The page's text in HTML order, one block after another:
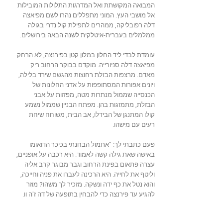
המבואה המקושתת ואל המדרגות התלולות המובילות
אל מושבי העץ. המוני מתפללים נהרו לשם מפיאצה
דלה רפובליקה, ממהרים לתפילת קול נדרי בגולה
ממלמלים בעברית-איטלקית לשנה הבאה בירושלים.
עומדת לבדי ליד החלון במלון קטן בפירנצה, לא הרחק
מפיאצה דלה סניורייה. מוקדם בבוקר הרחוב ריק
מאדם. מרצפות הבזלת רחוצות מהגשם שירד בלילה,
ויונים אפורות המסתופפות על אדני החלונות של
הכנסייה שממול מנתרות מטה, מפזזות על אבני
הבזלת, מתמזגות בהן. מפתח הבניין שממול נשמע
קולו המתנגן של הבידלו, אב הבית, משוחח שיחת
רעים עם מישהו.
פעם כתבתי לך: "אתמול הבחנתי בכיכר הדואומו
באישה שאת גילה קשה לאמוד. היא רכבה על אופניים,
עצרה פתאום בפינת הרחוב וגבר מבוגר קרב אליה
וליטף את לחייה. היא הרכינה לעברו את פניה וחייכה,
והוא נטל את כף ידה ונשקה. מזכיר לך משהו? מוזר
להגיע עד פירנצה כדי להבחין בתופעה של דה ז'ה וו.